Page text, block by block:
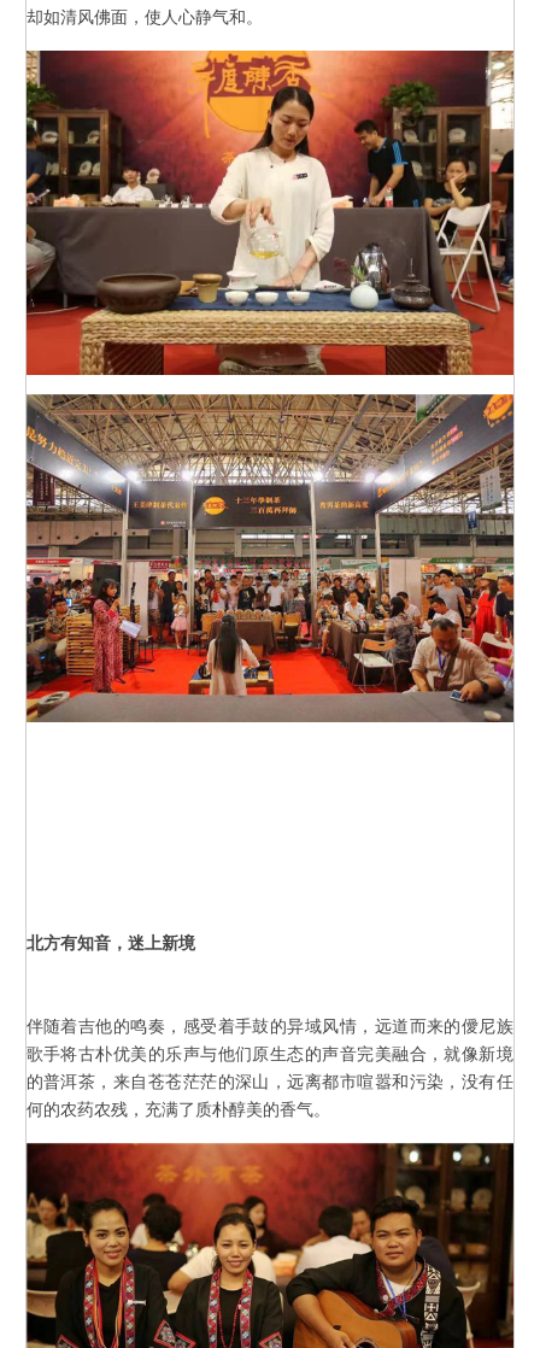
却如清风佛面，使人心静气和。
北方有知音，迷上新境
伴随着吉他的鸣奏，感受着手鼓的异域风情，远道而来的僾尼族
歌手将古朴优美的乐声与他们原生态的声音完美融合，就像新境
的普洱茶，来自苍苍茫茫的深山，远离都市喧嚣和污染，没有任
何的农药农残，充满了质朴醇美的香气。